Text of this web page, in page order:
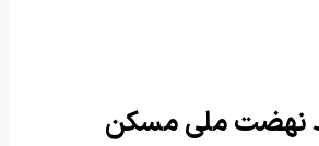
نهضت ملی مسکن